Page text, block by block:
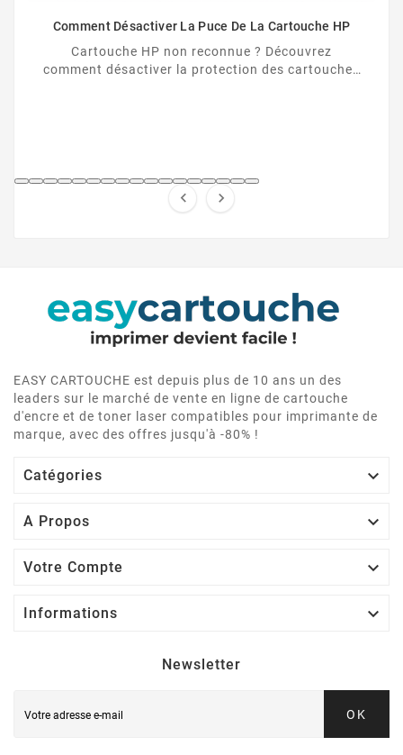
Comment Désactiver La Puce De La Cartouche HP
Cartouche HP non reconnue ? Découvrez
comment désactiver la protection des cartouches
 
EASY CARTOUCHE est depuis plus de 10 ans un des
leaders sur le marché de vente en ligne de cartouche
d'encre et de toner laser compatibles pour imprimante de
marque, avec des offres jusqu'à -80% !
Catégories 
A Propos 
Votre Compte 
Informations 
Newsletter
OK